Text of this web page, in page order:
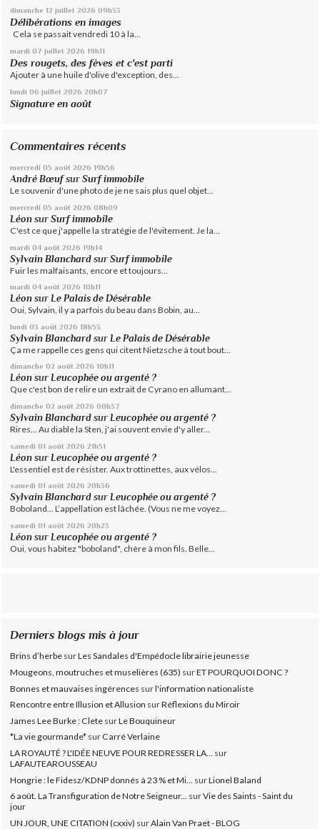
dimanche 12 juillet 2026 09h33
Délibérations en images
Cela se passait vendredi 10 à la...
mardi 07 juillet 2026 19h11
Des rougets, des fèves et c'est parti
Ajouter à une huile d'olive d'exception, des...
lundi 06 juillet 2026 20h07
Signature en août
Commentaires récents
mercredi 05 août 2026 19h56
André BœufsurSurf immobile
Le souvenir d'une photo de je ne sais plus quel objet...
mercredi 05 août 2026 08h09
Léon surSurf immobile
C'est ce que j'appelle la stratégie de l'évitement. Je la...
mardi 04 août 2026 19h14
Sylvain Blanchard surSurf immobile
Fuir les malfaisants, encore et toujours...
mardi 04 août 2026 10h11
Léon surLe Palais de Désérable
Oui, Sylvain, il y a parfois du beau dans Bobin, au...
lundi 03 août 2026 18h53
Sylvain Blanchard sur Le Palais de Désérable
Ça me rappelle ces gens qui citent Nietzsche à tout bout...
dimanche 02 août 2026 10h11
Léon surLeucophée ou argenté ?
Que c'est bon de relire un extrait de Cyrano en allumant...
dimanche 02 août 2026 00h37
Sylvain Blanchard sur Leucophée ou argenté ?
Rires... Au diable la Sten, j'ai souvent envie d'y aller...
samedi 01 août 2026 21h51
Léon sur Leucophée ou argenté ?
L'essentiel est de résister. Aux trottinettes, aux vélos...
samedi 01 août 2026 20h36
Sylvain Blanchard surLeucophée ou argenté ?
Boboland... L’appellation est lâchée. (Vous ne me voyez...
samedi 01 août 2026 20h23
Léon sur Leucophée ou argenté ?
Oui, vous habitez "boboland", chère à mon fils. Belle...
Derniers blogs mis à jour
Brins d’herbe surLes Sandales d'Empédocle librairie jeunesse
Mougeons, moutruches et muselières (635) surET POURQUOI DONC ?
Bonnes et mauvaises ingérences surl'information nationaliste
Rencontre entre Illusion et Allusion surRéflexions du Miroir
James Lee Burke : Clete surLe Bouquineur
*La vie gourmande* surCarré Verlaine
LA ROYAUTÉ ? L'IDÉE NEUVE POUR REDRESSER LA...
sur
LAFAUTEAROUSSEAU
Hongrie : le Fidesz/KDNP donnés à 23 % et Mi...
surLionel Baland
6 août. La Transfiguration de Notre Seigneur... surVie des Saints - Saint du
jour
UN JOUR, UNE CITATION (cxxiv) surAlain Van Praet - BLOG